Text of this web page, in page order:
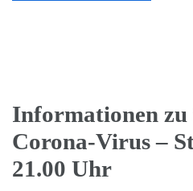
Informationen zu
Corona-Virus –
21.00 Uhr